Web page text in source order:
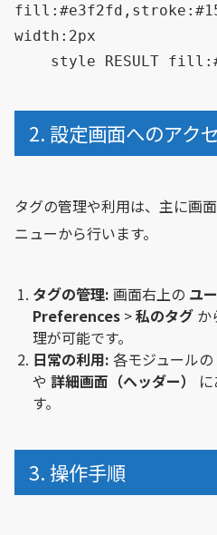
width:2px
2. 設定画面へのアク
タグの管理や利用は、主に画
ニューから行います。
タグの管理: 画面右上の ユ
Preferences >私のタグ か
理が可能です。
日常の利用: 各モジュールの
や 詳細画面（ヘッダー）
す。
3. 操作手順